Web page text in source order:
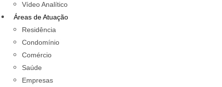
Vídeo Analítico
Áreas de Atuação
Residência
Condomínio
Comércio
Saúde
Empresas